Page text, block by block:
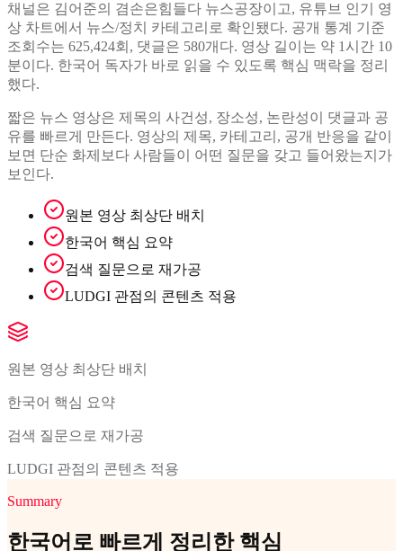
채널은 김어준의 겸손은힘들다 뉴스공장이고, 유튜브 인기 영
상 차트에서 뉴스/정치 카테고리로 확인됐다. 공개 통계 기준
조회수는 625,424회, 댓글은 580개다. 영상 길이는 약 1시간 10
분이다. 한국어 독자가 바로 읽을 수 있도록 핵심 맥락을 정리
했다.
짧은 뉴스 영상은 제목의 사건성, 장소성, 논란성이 댓글과 공
유를 빠르게 만든다. 영상의 제목, 카테고리, 공개 반응을 같이
보면 단순 화제보다 사람들이 어떤 질문을 갖고 들어왔는지가
보인다.
원본 영상 최상단 배치
한국어 핵심 요약
검색 질문으로 재가공
LUDGI 관점의 콘텐츠 적용
원본 영상 최상단 배치
한국어 핵심 요약
검색 질문으로 재가공
LUDGI 관점의 콘텐츠 적용
Summary
한국어로 빠르게 정리한 핵심